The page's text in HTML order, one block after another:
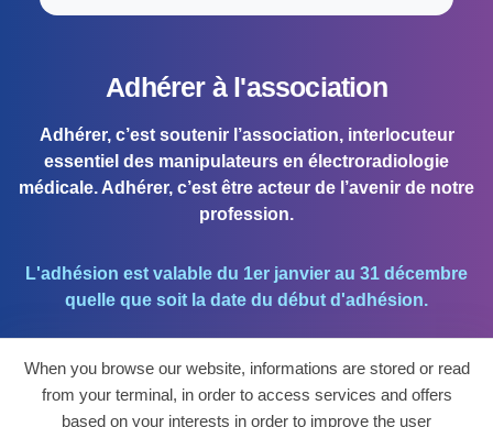
Adhérer à l'association
Adhérer, c’est soutenir l’association, interlocuteur
essentiel des manipulateurs en électroradiologie
médicale. Adhérer, c’est être acteur de l’avenir de notre
profession.
L'adhésion est valable du 1er janvier au 31 décembre
quelle que soit la date du début d'adhésion.
J'ADHÈRE !
When you browse our website, informations are stored or read
from your terminal, in order to access services and offers
based on your interests in order to improve the user